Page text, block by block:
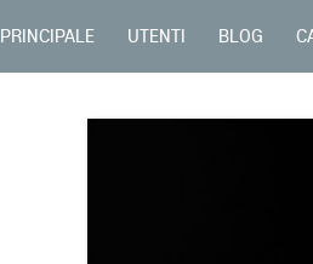
PRINCIPALE UTENTI BLOG